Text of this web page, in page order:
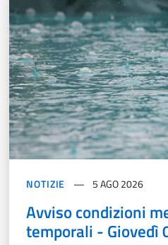
NOTIZIE 5 AGO 2026
Avviso condizioni
temporali - Giovedì